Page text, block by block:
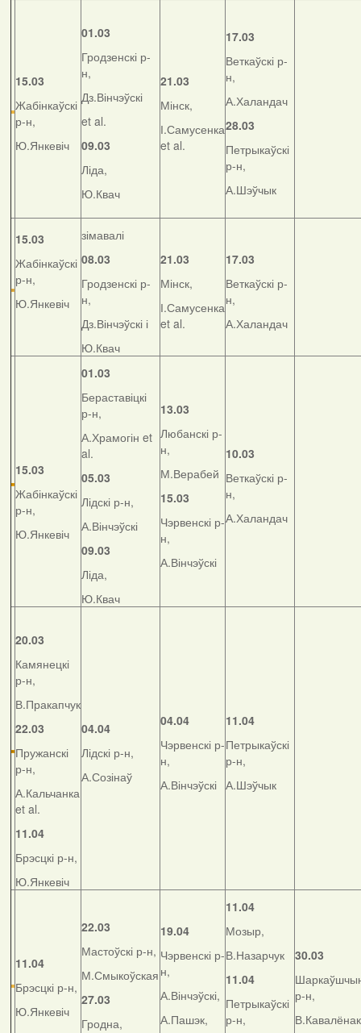
15.03
Жабінкаўскі
р-н,
Ю.Янкевіч
01.03
Гродзенскі р-
н,
Дз.Вінчэўскі
et al.
09.03
Ліда,
Ю.Квач
21.03
Мінск,
І.Самусенка
et al.
17.03
Веткаўскі р-
н,
А.Халандач
28.03
Петрыкаўскі
р-н,
А.Шэўчык
15.03
Жабінкаўскі
р-н,
Ю.Янкевіч
зімавалі
08.03
Гродзенскі р-
н,
Дз.Вінчэўскі і
Ю.Квач
21.03
Мінск,
І.Самусенка
et al.
17.03
Веткаўскі р-
н,
А.Халандач
15.03
Жабінкаўскі
р-н,
Ю.Янкевіч
01.03
Бераставіцкі
р-н,
А.Храмогін et
al.
05.03
Лідскі р-н,
А.Вінчэўскі
09.03
Ліда,
Ю.Квач
13.03
Любанскі р-
н,
М.Верабей
15.03
Чэрвенскі р-
н,
А.Вінчэўскі
10.03
Веткаўскі р-
н,
А.Халандач
20.03
Камянецкі
р-н,
В.Пракапчук
22.03
Пружанскі
р-н,
А.Кальчанка
et al.
11.04
Брэсцкі р-н,
Ю.Янкевіч
04.04
Лідскі р-н,
А.Созінаў
04.04
Чэрвенскі р-
н,
А.Вінчэўскі
11.04
Петрыкаўскі
р-н,
А.Шэўчык
11.04
Брэсцкі р-н,
Ю.Янкевіч
22.03
Мастоўскі р-н,
М.Смыкоўская
27.03
Гродна,
19.04
Чэрвенскі р-
н,
А.Вінчэўскі,
А.Пашэк,
11.04
Мозыр,
В.Назарчук
11.04
Петрыкаўскі
р-н,
30.03
р-н,
В.Кавалёнак